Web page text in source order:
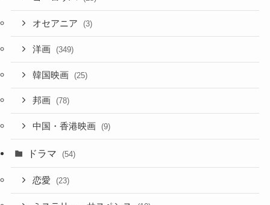
オセアニア (3)
洋画 (349)
韓国映画 (25)
邦画 (78)
中国・香港映画 (9)
ドラマ (54)
恋愛 (23)